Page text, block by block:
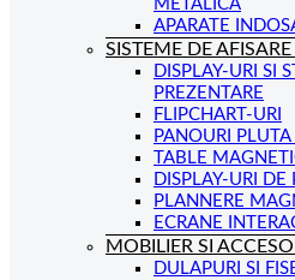
METALICA
APARATE
SISTEME DE
DISPLAY-URI SI
PREZENTARE
FLIPCHART-URI
PANOURI PLUTA
TABLE
DISPLAY-URI DE
PLANNERE
ECRANE
MOBILIER SI
DULAPURI SI